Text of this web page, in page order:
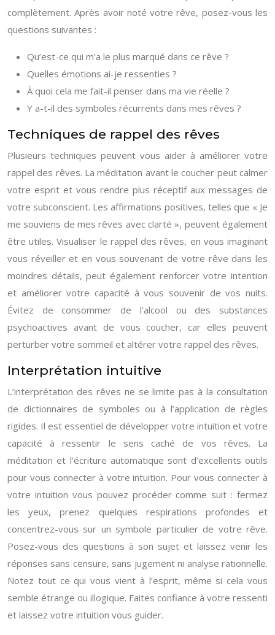
complètement. Après avoir noté votre rêve, posez-vous les
questions suivantes :
Qu’est-ce qui m’a le plus marqué dans ce rêve ?
Quelles émotions ai-je ressenties ?
À quoi cela me fait-il penser dans ma vie réelle ?
Y a-t-il des symboles récurrents dans mes rêves ?
Techniques de rappel des rêves
Plusieurs techniques peuvent vous aider à améliorer votre
rappel des rêves. La méditation avant le coucher peut calmer
votre esprit et vous rendre plus réceptif aux messages de
votre subconscient. Les affirmations positives, telles que « Je
me souviens de mes rêves avec clarté », peuvent également
être utiles. Visualiser le rappel des rêves, en vous imaginant
vous réveiller et en vous souvenant de votre rêve dans les
moindres détails, peut également renforcer votre intention
et améliorer votre capacité à vous souvenir de vos nuits.
Évitez de consommer de l’alcool ou des substances
psychoactives avant de vous coucher, car elles peuvent
perturber votre sommeil et altérer votre rappel des rêves.
Interprétation intuitive
L’interprétation des rêves ne se limite pas à la consultation
de dictionnaires de symboles ou à l’application de règles
rigides. Il est essentiel de développer votre intuition et votre
capacité à ressentir le sens caché de vos rêves. La
méditation et l’écriture automatique sont d’excellents outils
pour vous connecter à votre intuition. Pour vous connecter à
votre intuition vous pouvez procéder comme suit : fermez
les yeux, prenez quelques respirations profondes et
concentrez-vous sur un symbole particulier de votre rêve.
Posez-vous des questions à son sujet et laissez venir les
réponses sans censure, sans jugement ni analyse rationnelle.
Notez tout ce qui vous vient à l’esprit, même si cela vous
semble étrange ou illogique. Faites confiance à votre ressenti
et laissez votre intuition vous guider.